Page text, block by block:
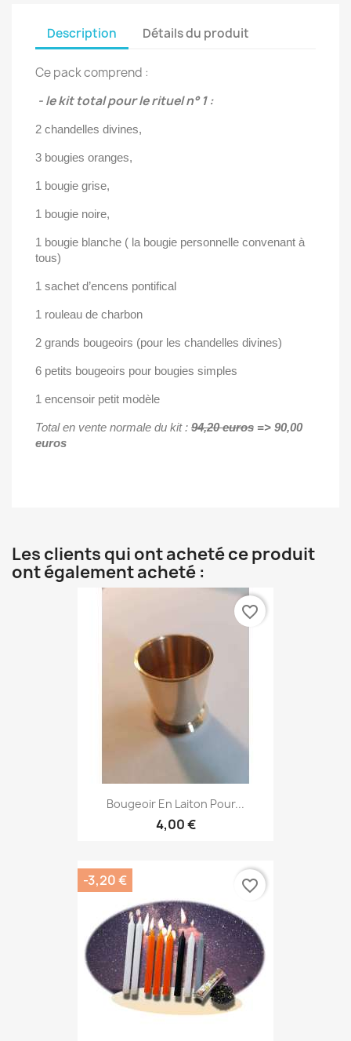
Description Détails du produit
Ce pack comprend :
- le kit total pour le rituel n° 1 :
2 chandelles divines,
3 bougies oranges,
1 bougie grise,
1 bougie noire,
1 bougie blanche ( la bougie personnelle convenant à
tous)
1 sachet d’encens pontifical
1 rouleau de charbon
2 grands bougeoirs (pour les chandelles divines)
6 petits bougeoirs pour bougies simples
1 encensoir petit modèle
Total en vente normale du kit : 94,20 euros => 90,00
euros
Les clients qui ont acheté ce produit
ont également acheté :
Bougeoir En Laiton Pour...
4,00 €
favorite_border
-3,20 € favorite_border